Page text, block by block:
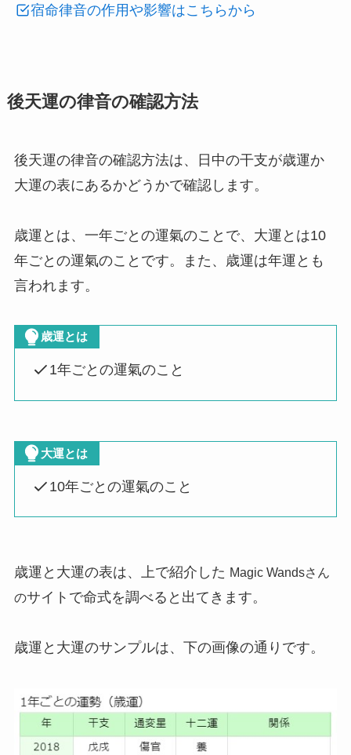
宿命律音の作用や影響はこちらから
後天運の律音の確認方法
後天運の律音の確認方法は、日中の干支が歳運か
大運の表にあるかどうかで確認します。
歳運とは、一年ごとの運氣のことで、大運とは10
年ごとの運氣のことです。また、歳運は年運とも
言われます。
歳運とは
1年ごとの運氣のこと
大運とは
10年ごとの運氣のこと
歳運と大運の表は、上で紹介した Magic Wandsさん
のサイトで命式を調べると出てきます。
歳運と大運のサンプルは、下の画像の通りです。